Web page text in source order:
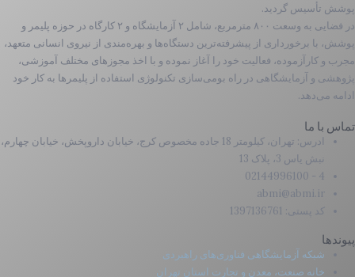
پوشش تأسیس گردید.
در فضایی به وسعت ۸۰۰ مترمربع، شامل ۲ آزمایشگاه و ۲ کارگاه در حوزه پلیمر و
پوشش، با برخورداری از پیشرفته‌ترین دستگاه‌­ها و بهره­‌مندی از نیروی انسانی متعهد،
مجرب و کارآزموده، فعالیت خود را آغاز نموده و با اخذ مجوزهای مختلف آموزشی،
پژوهشی و آزمایشگاهی در راه بومی‌سازی تکنولوژی استفاده از پلیمرها به کار خود
ادامه می‌دهد.
تماس با ما
ادرس: تهران، کیلومتر 18 جاده مخصوص کرج، خیابان داروپخش، خیابان چهارم،
نبش یاس 3، پلاک 13
4 - 02144996100
abmi@abmi.ir
کد پستی: 1397136761
پیوندها
شبکه آزمایشگاهی فناوری‌های راهبردی
خانه صنعت، معدن و تجارت استان تهران